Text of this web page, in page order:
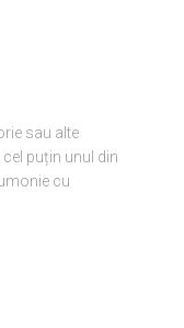
sau alte
puțin unul din
cu